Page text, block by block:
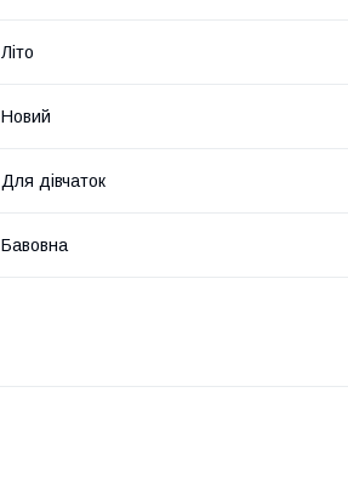
Літо
Новий
Для дівчаток
Бавовна